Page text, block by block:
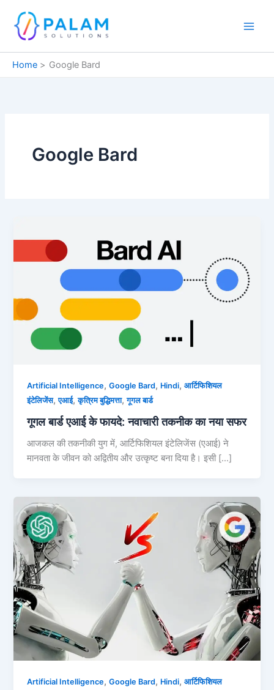
content
Home Google Bard
Google Bard
Artificial Intelligence,Google Bard, Hindi,आर्टिफिशियल
इंटेलिजेंस,एआई,कृत्रिम बुद्धिमत्ता,गूगल बार्ड
गूगल बार्ड एआई के फायदे: नवाचारी तकनीक का नया सफर
आजकल की तकनीकी युग में, आर्टिफिशियल इंटेलिजेंस (एआई) ने
मानवता के जीवन को अद्वितीय और उत्कृष्ट बना दिया है। इसी […]
Artificial Intelligence,Google Bard, Hindi,आर्टिफिशियल